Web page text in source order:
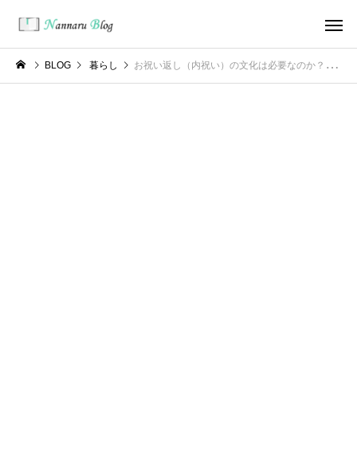
BLOG 暮らし お祝い返し（内祝い）の文化は必要なのか？個人的には全くいらない！！